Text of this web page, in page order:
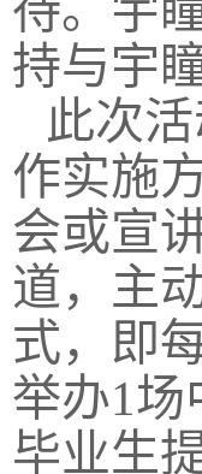
持与宇
此次
作实施
会或宣
道，主
式，即
举办1
毕业生